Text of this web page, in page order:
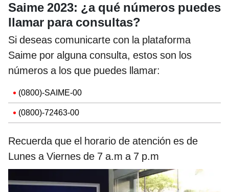
Saime 2023: ¿a qué números puedes
llamar para consultas?
Si deseas comunicarte con la plataforma
Saime por alguna consulta, estos son los
números a los que puedes llamar:
(0800)-SAIME-00
(0800)-72463-00
Recuerda que el horario de atención es de
Lunes a Viernes de 7 a.m a 7 p.m